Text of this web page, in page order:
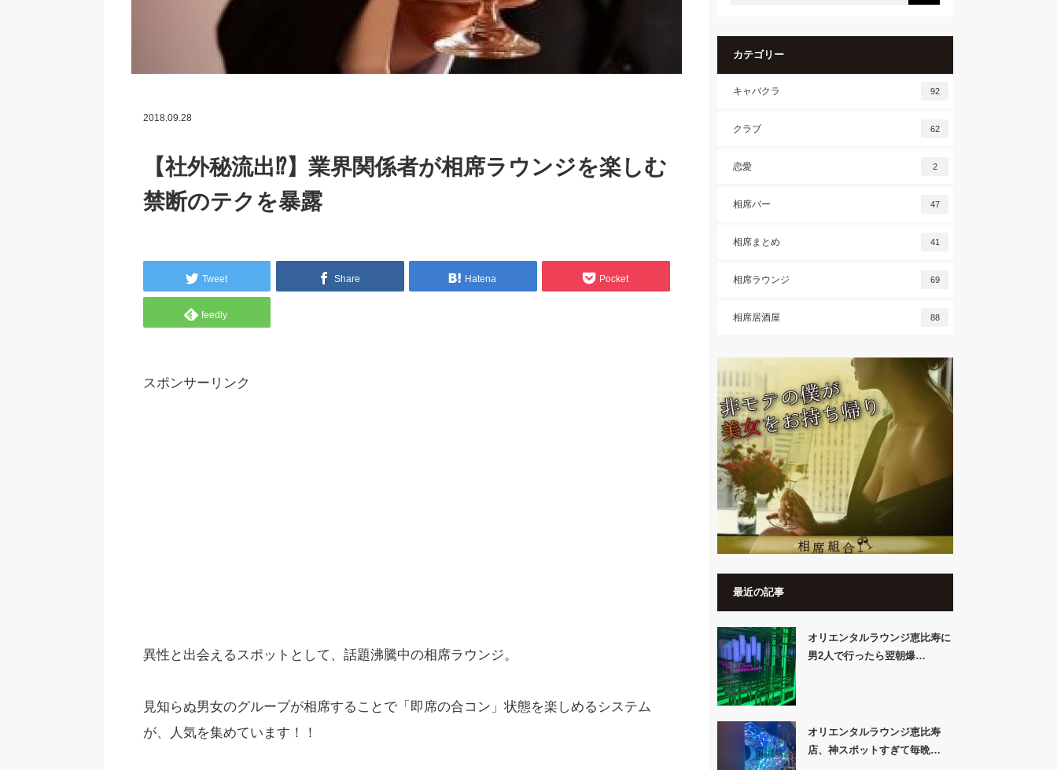
2018.09.28
【社外秘流出⁉】業界関係者が相席ラウンジを楽しむ
禁断のテクを暴露
Tweet Share Hatena Pocket
feedly
スポンサーリンク
異性と出会えるスポットとして、話題沸騰中の相席ラウンジ。
見知らぬ男女のグループが相席することで「即席の合コン」状態を楽しめるシステム
が、人気を集めています！！
カテゴリー
キャバクラ 92
クラブ 62
恋愛 2
相席バー 47
相席まとめ 41
相席ラウンジ 69
相席居酒屋 88
最近の記事
オリエンタルラウンジ恵比寿に
男2人で行ったら翌朝爆…
オリエンタルラウンジ恵比寿
店、神スポットすぎて毎晩…